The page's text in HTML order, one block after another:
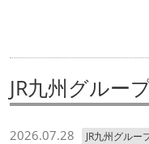
JR九州グルー
2026.07.28 JR九州グルー